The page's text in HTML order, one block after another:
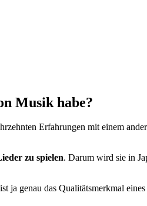
Musik habe?
Erfahrungen mit einem
zu spielen. Darum wird sie in
genau das Qualitätsmerkmal